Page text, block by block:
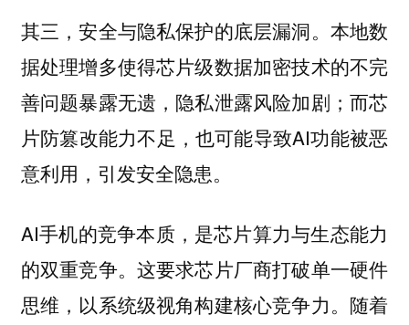
其三，安全与隐私保护的底层漏洞。 本地数
据处理增多使得芯片级数据加密技术的不完
善问题暴露无遗，隐私泄露风险加剧；而芯
片防篡改能力不足，也可能导致AI功能被恶
意利用，引发安全隐患。
AI手机的竞争本质，是芯片算力与生态能力
的双重竞争。这要求芯片厂商打破单一硬件
思维，以系统级视角构建核心竞争力。随着